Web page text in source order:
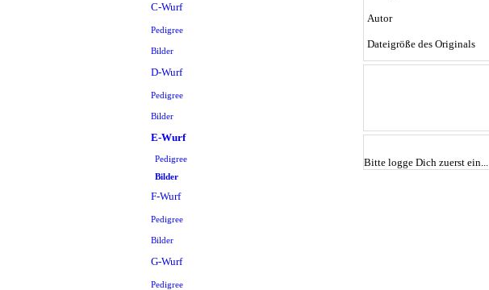
C-Wurf
Pedigree
Bilder
D-Wurf
Pedigree
Bilder
E-Wurf
Pedigree
Bilder
F-Wurf
Pedigree
Bilder
G-Wurf
Pedigree
Autor
Dateigröße des Originals
Bitte logge Dich zuerst ein...